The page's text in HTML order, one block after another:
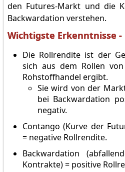
den Futures-Markt und die
Backwardation verstehen.
Wichtigste Erkenntnisse
Die Rollrendite ist der
sich aus dem Rollen
Rohstoffhandel ergibt.
Sie wird von der
bei Backwardation
negativ.
Contango (Kurve der
= negative Rollrendite.
Backwardation
Kontrakte) = positive